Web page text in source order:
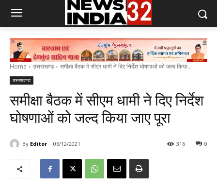
Home उत्तराखण्ड समीक्षा बैठक में सीएम धामी ने दिए निर्देश घोषणाओं को जल्द किया...
उत्तराखण्ड
समीक्षा बैठक में सीएम धामी ने दिए निर्देश
घोषणाओं को जल्द किया जाए पूरा
By Editor 06/12/2021 0
316